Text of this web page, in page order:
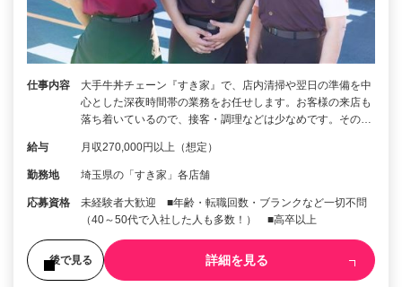
仕事内容
大手牛丼チェーン『すき家』で、店内清掃や翌日の準備を中
心とした深夜時間帯の業務をお任せします。お客様の来店も
落ち着いているので、接客・調理などは少なめです。その…
給与 月収270,000円以上（想定）
勤務地 埼玉県の「すき家」各店舗
応募資格
未経験者大歓迎 ■年齢・転職回数・ブランクなど一切不問
（40～50代で入社した人も多数！） ■高卒以上
後で見る 詳細を見る